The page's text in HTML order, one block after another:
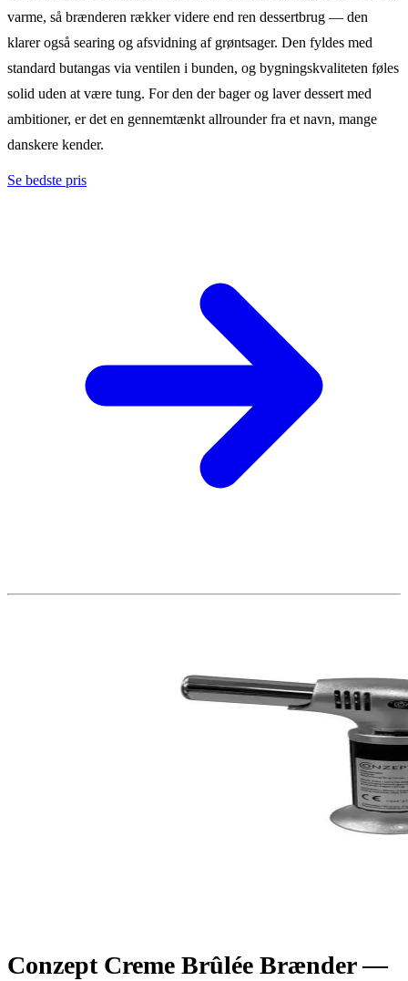
varme, så brænderen rækker videre end ren dessertbrug — den
klarer også searing og afsvidning af grøntsager. Den fyldes med
standard butangas via ventilen i bunden, og bygningskvaliteten føles
solid uden at være tung. For den der bager og laver dessert med
ambitioner, er det en gennemtænkt allrounder fra et navn, mange
danskere kender.
Se bedste pris
Conzept Creme Brûlée Brænder —